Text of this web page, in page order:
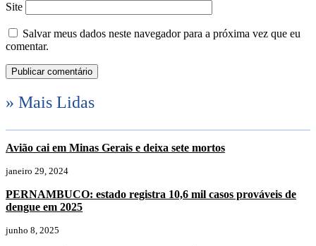
Site
Salvar meus dados neste navegador para a próxima vez que eu
comentar.
» Mais Lidas
Avião cai em Minas Gerais e deixa sete mortos
janeiro 29, 2024
PERNAMBUCO: estado registra 10,6 mil casos prováveis de
dengue em 2025
junho 8, 2025